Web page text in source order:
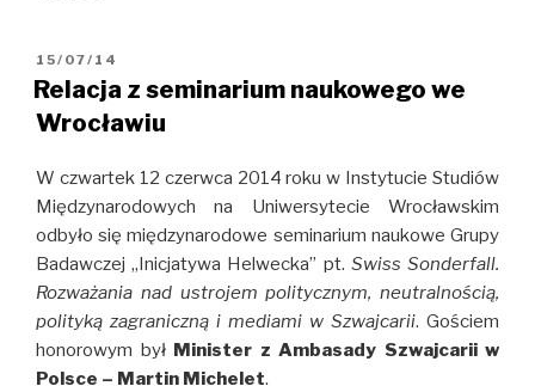
OPUBLIKOWANE
W
15/07/14
Relacja z seminarium naukowego we
Wrocławiu
W czwartek 12 czerwca 2014 roku w Instytucie Studiów
Międzynarodowych na Uniwersytecie Wrocławskim
odbyło się międzynarodowe seminarium naukowe Grupy
Badawczej „Inicjatywa Helwecka” pt. Swiss Sonderfall.
Rozważania nad ustrojem politycznym, neutralnością,
polityką zagraniczną i mediami w Szwajcarii. Gościem
honorowym był Minister z Ambasady Szwajcarii w
Polsce – Martin Michelet.